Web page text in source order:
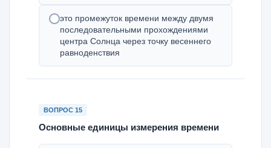
это промежуток времени между двумя
последовательными прохождениями
центра Солнца через точку весеннего
равноденствия
ВОПРОС 15
Основные единицы измерения времени